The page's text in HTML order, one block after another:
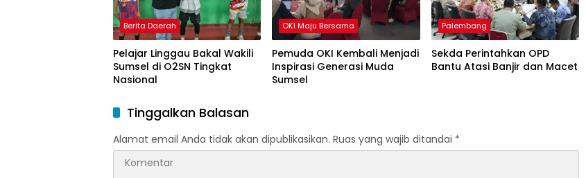
Berita Daerah
Pelajar Linggau Bakal Wakili
Sumsel di O2SN Tingkat
Nasional
OKI Maju Bersama
Pemuda OKI Kembali Menjadi
Inspirasi Generasi Muda
Sumsel
Palembang
Sekda Perintahkan OPD
Bantu Atasi Banjir dan Macet
Tinggalkan Balasan
Alamat email Anda tidak akan dipublikasikan. Ruas yang wajib ditandai *